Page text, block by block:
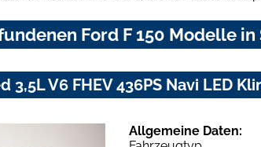
Ford F 150 Modelle
3,5L V6 FHEV 436PS Navi LED
Allgemeine Daten: